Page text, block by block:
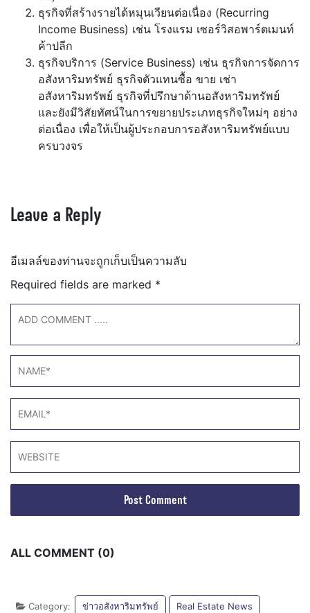
ธุรกิจที่สร้างรายได้หมุนเวียนต่อเนื่อง (Recurring
Income Business) เช่น โรงแรม เซอร์วิสอพาร์ตเมนท์
ค้าปลีก
ธุรกิจบริการ (Service Business) เช่น ธุรกิจการจัดการ
อสังหาริมทรัพย์ ธุรกิจตัวแทนซื้อ ขาย เช่า
อสังหาริมทรัพย์ ธุรกิจที่ปรึกษาด้านอสังหาริมทรัพย์
และยังมีวิสัยทัศน์ในการขยายประเภทธุรกิจใหม่ๆ อย่าง
ต่อเนื่อง เพื่อให้เป็นผู้ประกอบการอสังหาริมทรัพย์แบบ
ครบวงจร
Leave a Reply
อีเมลล์ของท่านจะถูกเก็บเป็นความลับ
Required fields are marked *
ALL COMMENT (0)
Category: ข่าวอสังหาริมทรัพย์ Real Estate News